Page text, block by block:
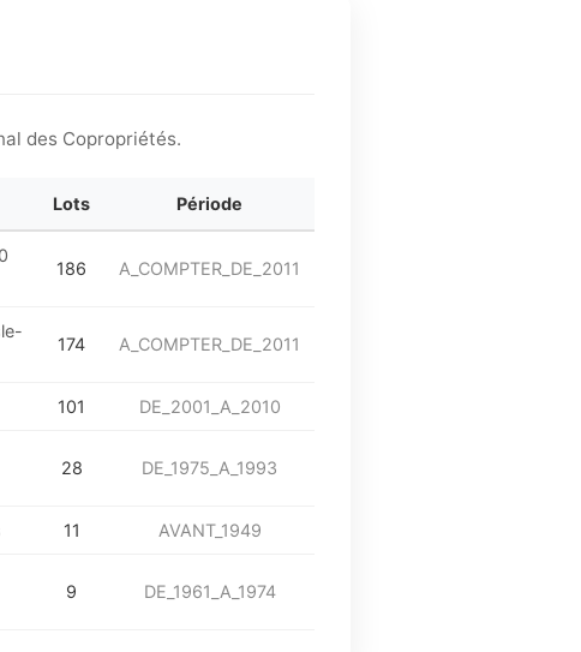
des Copropriétés.
Lots Période
186 A_COMPTER_DE_2011
174 A_COMPTER_DE_2011
101 DE_2001_A_2010
28 DE_1975_A_1993
11 AVANT_1949
9 DE_1961_A_1974